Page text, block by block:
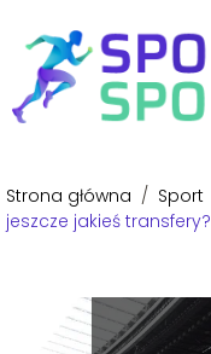
Strona główna / Sport
jeszcze jakieś transfery?